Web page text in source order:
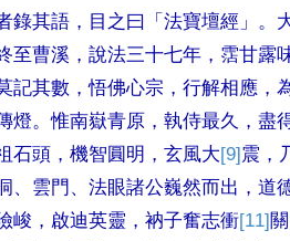
錄其語 ， 目之曰 「法寶壇經 」。
至曹溪 ，說法三十七年 ， 霑甘露
記其數 ，悟佛心宗 ，行解相應 ，
燈。惟南嶽青原 ，執侍最久 ，盡
石頭 ，機智圓明 ，玄風大[9]震 ，
、 雲門 、法眼諸公巍然而出 ，道
峻 ， 啟迪英靈 ，衲子奮志衝[11]關